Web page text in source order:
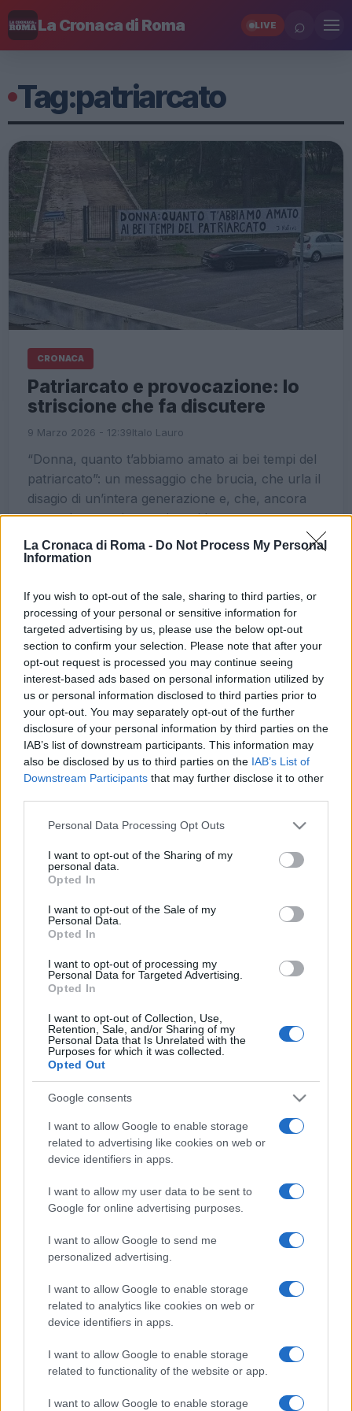
La Cronaca di Roma - Do Not Process My Personal
Information
If you wish to opt-out of the sale, sharing to third parties, or
processing of your personal or sensitive information for
targeted advertising by us, please use the below opt-out
section to confirm your selection. Please note that after your
opt-out request is processed you may continue seeing
interest-based ads based on personal information utilized by
us or personal information disclosed to third parties prior to
your opt-out. You may separately opt-out of the further
disclosure of your personal information by third parties on the
IAB’s list of downstream participants. This information may
also be disclosed by us to third parties on the IAB’s List of
Downstream Participants that may further disclose it to other
Please note that this website/app uses one or more Google
not limited to your visit or usage behaviour. You may click to
grant or deny consent to Google and its third-party tags to
use your data for below specified purposes in below Google
consent section.
Personal Data Processing Opt Outs
I want to opt-out of the Sharing of my
personal data.
Opted In
I want to opt-out of the Sale of my
Personal Data.
Opted In
I want to opt-out of processing my
Personal Data for Targeted Advertising.
Opted In
I want to opt-out of Collection, Use,
Retention, Sale, and/or Sharing of my
Personal Data that Is Unrelated with the
Purposes for which it was collected.
Opted Out
Google consents
I want to allow Google to enable storage
related to advertising like cookies on web or
device identifiers in apps.
I want to allow my user data to be sent to
Google for online advertising purposes.
I want to allow Google to send me
personalized advertising.
I want to allow Google to enable storage
related to analytics like cookies on web or
device identifiers in apps.
I want to allow Google to enable storage
related to functionality of the website or app.
I want to allow Google to enable storage
La Cronaca di Roma LIVE ⌕
Tag:patriarcato
CRONACA
Patriarcato e provocazione: lo
striscione che fa discutere
9 Marzo 2026 - 12:39Italo Lauro
“Donna, quanto t’abbiamo amato ai bei tempi del
patriarcato”: un messaggio che brucia, che urla il
disagio di un’intera generazione e, che, ancora
una volta, costringe a riconsiderare…
Leggi l’articolo →
ULTIME NOTIZIE
Calciomercato Roma: Gasperini
alza la voce, tensioni con la
società e futuro incerto
1 ora fa
Ostia, ciclista investito: svelato il
volto del pirata della strada
1 ora fa
annega a Fregene, troppi rischi
1 ora fa
della droga sul mercato di
Trionfale
Casalotti in lutto: l’ultimo saluto a
grido di aiuto per la comunità
2 ore fa
PIÙ LETTE
Carburanti adulterati a Roma: sicurezza
irresponsabilità
Tragedia alla Balduina: la morte del
dentista Federico Derla e la questione della
sicurezza stradale
Omicidio a Roma: un ragazzo sfregiato con
l’acido muore, la comunità in apprensione